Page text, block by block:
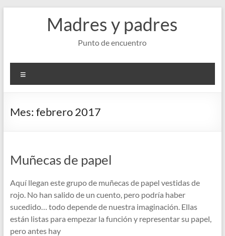
Madres y padres
Punto de encuentro
Mes: febrero 2017
Muñecas de papel
Aquí llegan este grupo de muñecas de papel vestidas de
rojo. No han salido de un cuento, pero podría haber
sucedido… todo depende de nuestra imaginación. Ellas
están listas para empezar la función y representar su papel,
pero antes hay